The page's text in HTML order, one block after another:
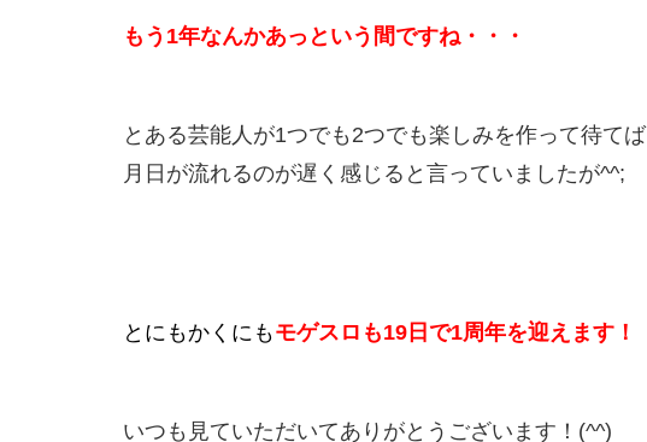
もう1年なんかあっという間ですね・・・
とある芸能人が1つでも2つでも楽しみを作って待てば
月日が流れるのが遅く感じると言っていましたが^^;
とにもかくにもモゲスロも19日で1周年を迎えます！
いつも見ていただいてありがとうございます！(^^)